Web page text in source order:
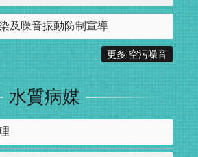
及噪音振動防制宣導
更多 空污噪音
水質病媒